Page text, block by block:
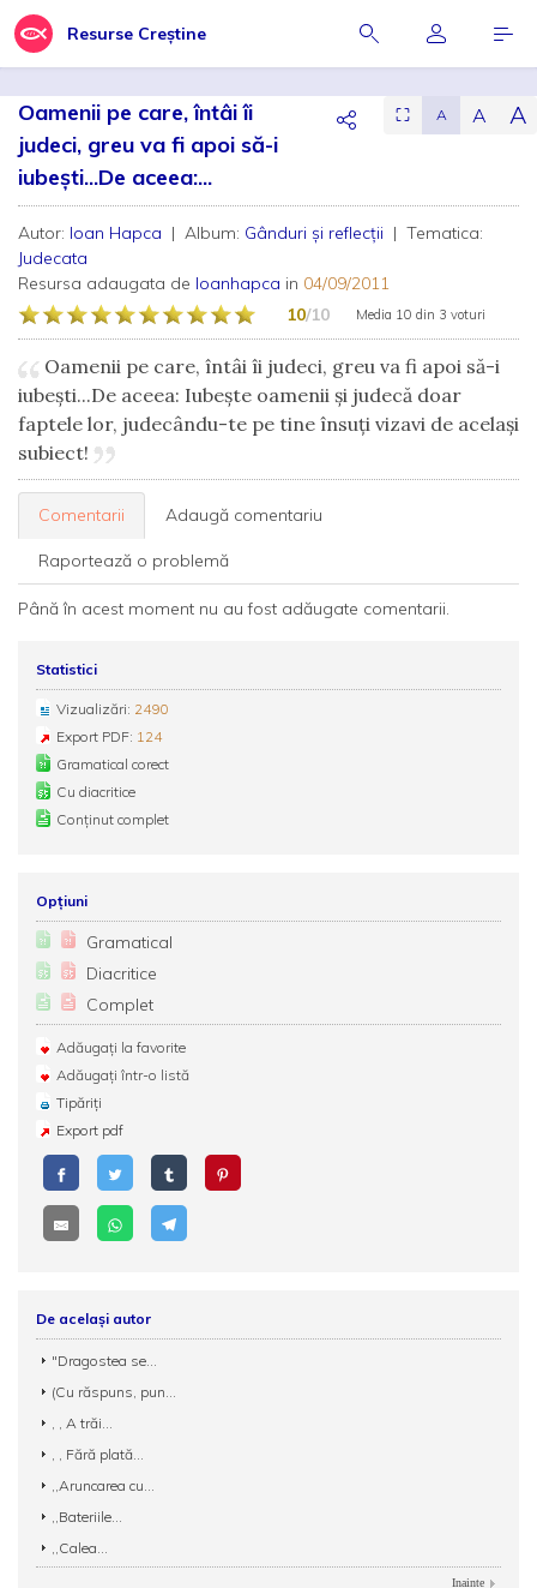
Resurse Creștine
Oamenii pe care, întâi îi
judeci, greu va fi apoi să-i
iubești...De aceea:...
⛶ A A A
Autor: Ioan Hapca | Album: Gânduri și reflecții | Tematica:
Judecata
Resursa adaugata de Ioanhapca in 04/09/2011
10/10 Media 10 din 3 voturi
Oamenii pe care, întâi îi judeci, greu va fi apoi să-i
iubești...De aceea: Iubește oamenii și judecă doar
faptele lor, judecându-te pe tine însuți vizavi de același
subiect!
Comentarii Adaugă comentariu
Raportează o problemă
Până în acest moment nu au fost adăugate comentarii.
Statistici
Vizualizări: 2490
Export PDF: 124
Gramatical corect
Cu diacritice
Conținut complet
Opțiuni
Gramatical
Diacritice
Complet
Adăugați la favorite
Adăugați într-o listă
Tipăriți
Export pdf
De același autor
"Dragostea se...
(Cu răspuns, pun...
, , A trăi...
, , Fără plată...
,,Aruncarea cu...
,,Bateriile...
,,Calea...
Inainte